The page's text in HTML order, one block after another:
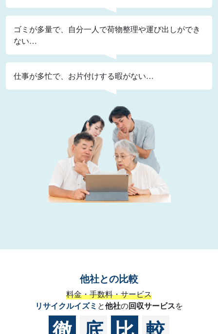
ゴミが多量で、自分一人で荷物整理や運び出しができ
ない…
仕事が多忙で、お片付けする暇がない…
他社との比較
料金・手数料・サービス
リサイクルイズミ と他社の回収サービスを